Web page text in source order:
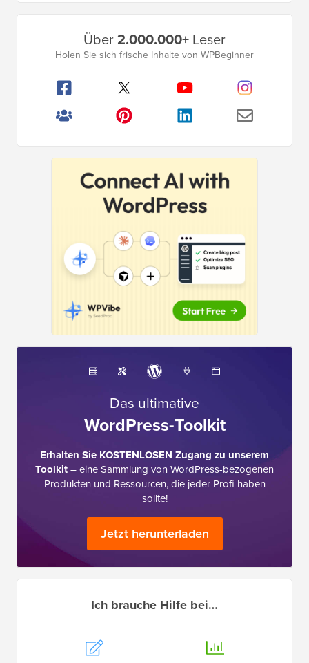
Seitenleistenmenü
Über2.000.000+ Leser
Holen Sie sich frische Inhalte von WPBeginner
Das ultimative
WordPress-Toolkit
Erhalten Sie KOSTENLOSEN Zugang zu unserem
Toolkit– eine Sammlung von WordPress-bezogenen
Produkten und Ressourcen, die jeder Profi haben
sollte!
Jetzt herunterladen
Ich brauche Hilfe bei…